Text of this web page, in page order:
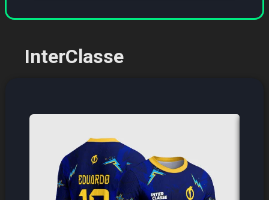
InterClasse